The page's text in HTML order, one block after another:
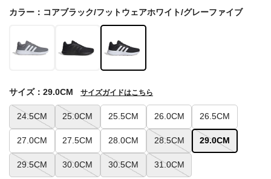
カラー：コアブラック/フットウェアホワイト/グレーファイブ
24.5CM 25.0CM 25.5CM 26.0CM 26.5CM
27.0CM 27.5CM 28.0CM 28.5CM 29.0CM
29.5CM 30.0CM 30.5CM 31.0CM
サイズ：29.0CM サイズガイドはこちら